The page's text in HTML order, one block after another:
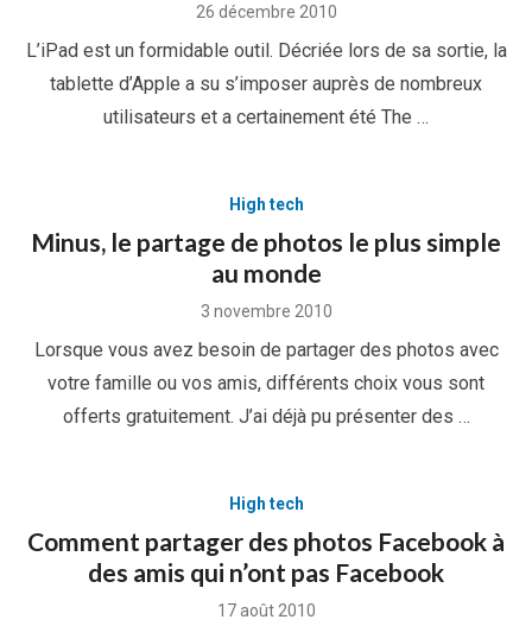
Posted
26 décembre 2010
L’iPad est un formidable outil. Décriée lors de sa sortie, la
tablette d’Apple a su s’imposer auprès de nombreux
utilisateurs et a certainement été The …
High tech
Minus, le partage de photos le plus simple
au monde
Posted
3 novembre 2010
Lorsque vous avez besoin de partager des photos avec
votre famille ou vos amis, différents choix vous sont
offerts gratuitement. J’ai déjà pu présenter des …
High tech
Comment partager des photos Facebook à
des amis qui n’ont pas Facebook
Posted
17 août 2010